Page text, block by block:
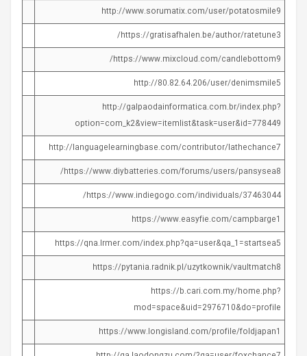
http://www.sorumatix.com/user/potatosmile9
https://gratisafhalen.be/author/ratetune3/
https://www.mixcloud.com/candlebottom9/
http://80.82.64.206/user/denimsmile5
http://galpaodainformatica.com.br/index.php?
option=com_k2&view=itemlist&task=user&id=778449
http://languagelearningbase.com/contributor/lathechance7
https://www.diybatteries.com/forums/users/pansysea8/
https://www.indiegogo.com/individuals/37463044/
https://www.easyfie.com/campbarge1
https://qna.lrmer.com/index.php?qa=user&qa_1=startsea5
https://pytania.radnik.pl/uzytkownik/vaultmatch8
https://b.cari.com.my/home.php?
mod=space&uid=2976710&do=profile
https://www.longisland.com/profile/foldjapan1